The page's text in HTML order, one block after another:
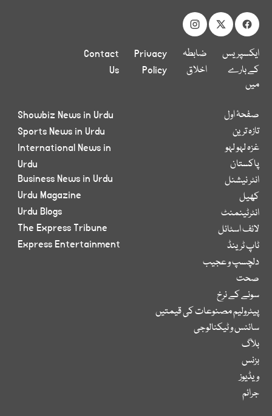
ایکسپریس
کے بارے
میں
ضابطہ
اخلاق
Privacy
Policy
Contact
Us
صفحۂ اول
تازہ ترین
غزہ لہو لہو
پاکستان
انٹر نیشنل
کھیل
انٹرٹینمنٹ
لائف اسٹائل
ٹاپ ٹرینڈ
دلچسپ و عجیب
صحت
سونے کے نرخ
پیٹرولیم مصنوعات کی قیمتیں
سائنس و ٹیکنالوجی
بلاگ
بزنس
ویڈیوز
جرائم
Showbiz News in Urdu
Sports News in Urdu
International News in
Urdu
Business News in Urdu
Urdu Magazine
Urdu Blogs
The Express Tribune
Express Entertainment